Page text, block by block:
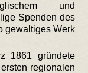
und
Spenden des
gewaltiges Werk
1861 gründete
regionalen